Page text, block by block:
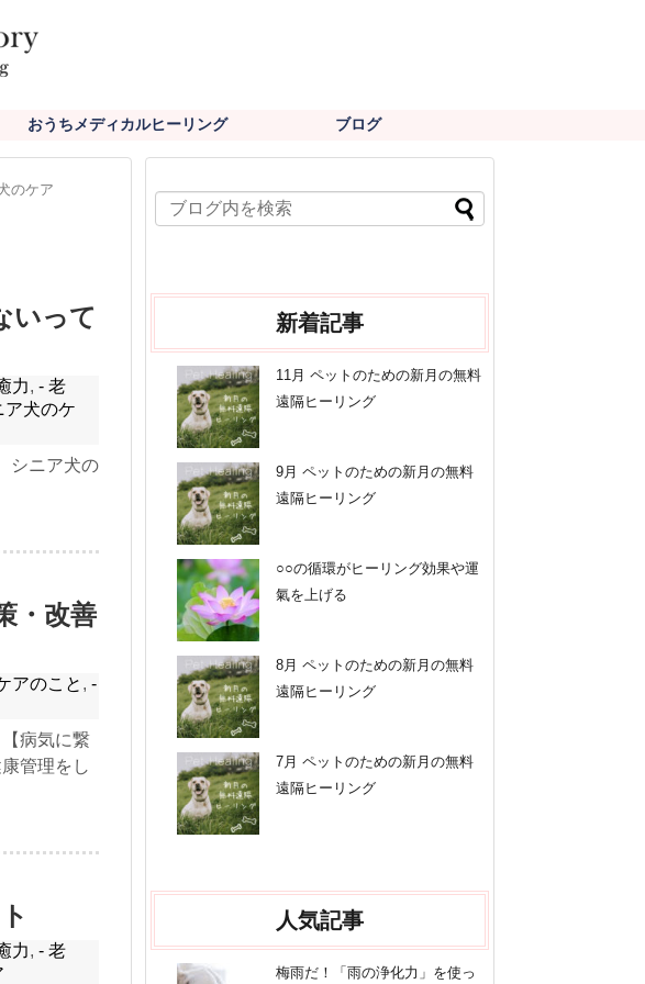
おうちメディカルヒーリング ブログ
のケア
いって
力,- 老
ア犬のケ
シニア犬の
・改善
アのこと ,-
病気に繋
管理をし
力,- 老
新着記事
11月 ペットのための新月の無料
遠隔ヒーリング
9月 ペットのための新月の無料
遠隔ヒーリング
○○の循環がヒーリング効果や運
氣を上げる
8月 ペットのための新月の無料
遠隔ヒーリング
7月 ペットのための新月の無料
遠隔ヒーリング
人気記事
梅雨だ！「雨の浄化力」を使っ